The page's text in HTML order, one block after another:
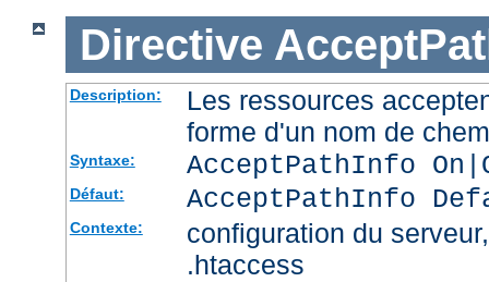
Directive
Description:
Les ressources
forme d'un nom de
Syntaxe: AcceptPathInfo
Défaut: AcceptPathInfo
Contexte:
configuration du
.htaccess